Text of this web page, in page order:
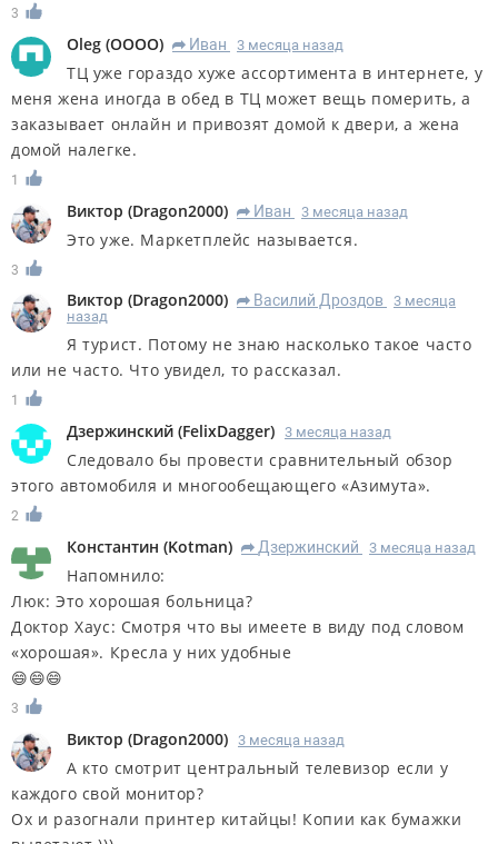
3
Oleg (OOOO) R Иван 3 месяца назад
ТЦ уже гораздо хуже ассортимента в интернете, у
меня жена иногда в обед в ТЦ может вещь померить, а
заказывает онлайн и привозят домой к двери, а жена
домой налегке.
1
Виктор (Dragon2000) R Иван 3 месяца назад
Это уже. Маркетплейс называется.
3
Виктор (Dragon2000) R Василий Дроздов
3 месяца
назад
Я турист. Потому не знаю насколько такое часто
или не часто. Что увидел, то рассказал.
1
Дзержинский (FelixDagger) 3 месяца назад
Следовало бы провести сравнительный обзор
этого автомобиля и многообещающего «Азимута».
2
Константин (Kotman) R Дзержинский 3 месяца назад
Напомнило:
Люк: Это хорошая больница?
Доктор Хаус: Смотря что вы имеете в виду под словом
«хорошая». Кресла у них удобные
😄😄😄
3
Виктор (Dragon2000) 3 месяца назад
А кто смотрит центральный телевизор если у
каждого свой монитор?
Ох и разогнали принтер китайцы! Копии как бумажки